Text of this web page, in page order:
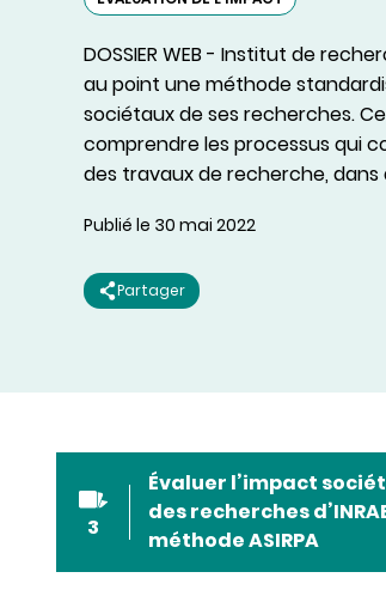
DOSSIER WEB - Institut de
au point une méthode
sociétaux de ses recherches.
comprendre les processus qui
des travaux de recherche, dans
Publié le 30 mai 2022
Partager
3
Évaluer l’impact
des recherches
méthode ASIRPA